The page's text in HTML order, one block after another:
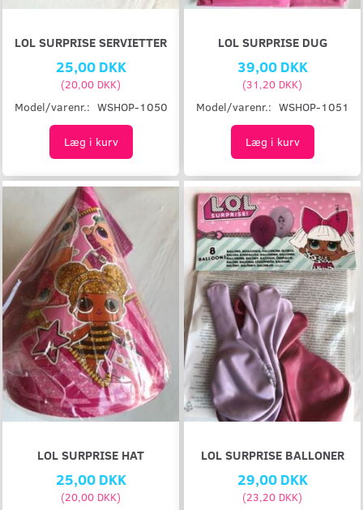
LOL SURPRISE SERVIETTER
25,00 DKK
(20,00 DKK)
Model/varenr.: WSHOP-1050
Læg i kurv
LOL SURPRISE DUG
39,00 DKK
(31,20 DKK)
Model/varenr.: WSHOP-1051
Læg i kurv
LOL SURPRISE HAT
25,00 DKK
(20,00 DKK)
LOL SURPRISE BALLONER
29,00 DKK
(23,20 DKK)